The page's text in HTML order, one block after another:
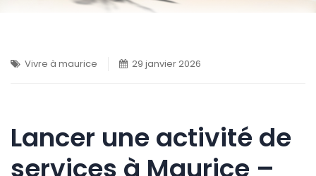
Vivre à maurice 29 janvier 2026
Lancer une activité de
services à Maurice –